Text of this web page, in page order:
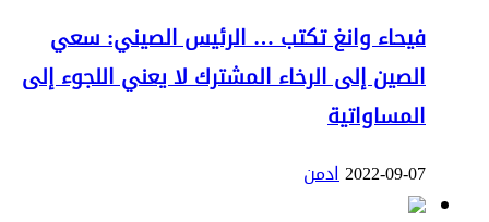
فيحاء وانغ تكتب … الرئيس الصيني: سعي
الصين إلى الرخاء المشترك لا يعني اللجوء إلى
المساواتية
2022-09-07ادمن